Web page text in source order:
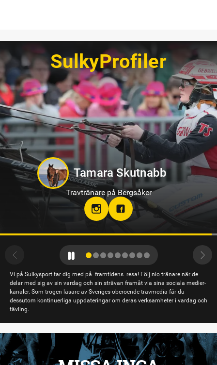
SulkyProfiler
Markus B Svedberg
Travtränare på Sundbyholmstravet i Eskilstuna
Vi på Sulkysport tar dig med på framtidens resa! Följ nio tränare när de
delar med sig av sin vardag och sin strävan framåt via sina sociala medier-
kanaler. Som trogen läsare av Sveriges oberoende travmedia får du
dessutom kontinuerliga uppdateringar om deras verksamheter i vardag och
tävling.